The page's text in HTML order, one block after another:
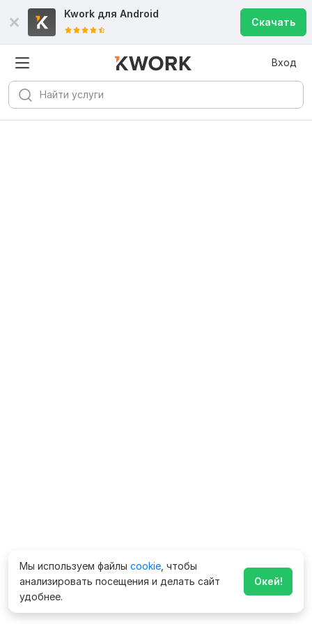
Kwork для Android
Скачать
Вход
Мы используем файлы cookie , чтобы
анализировать посещения и делать сайт
удобнее.
Окей!